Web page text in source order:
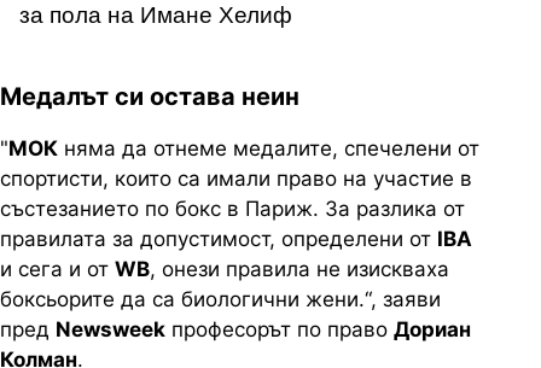
за пола на Имане Хелиф
Медалът си остава неин
"МОК няма да отнеме медалите, спечелени от
спортисти, които са имали право на участие в
състезанието по бокс в Париж. За разлика от
правилата за допустимост, определени от IBA
и сега и от WB, онези правила не изискваха
боксьорите да са биологични жени.“, заяви
пред Newsweek професорът по право Дориан
Колман.